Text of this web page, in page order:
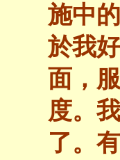
施中
於我
面，
度。
了。